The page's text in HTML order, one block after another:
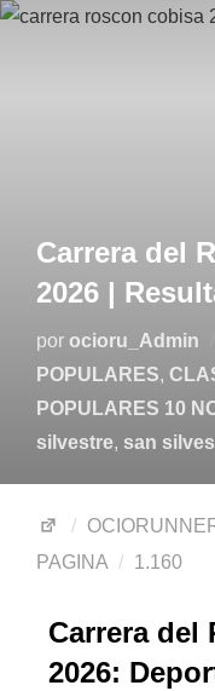
Carrera del
2026 |
por ocioru_Admin
POPULARES,
POPULARES 10
silvestre, san
PAGINA
1.160
Carrera del
2026: